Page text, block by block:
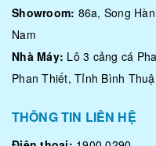
Showroom: 86a, Song
Nam
Nhà Máy: Lô 3 cảng cá
Phan Thiết, Tỉnh Bình
THÔNG TIN LIÊN HỆ